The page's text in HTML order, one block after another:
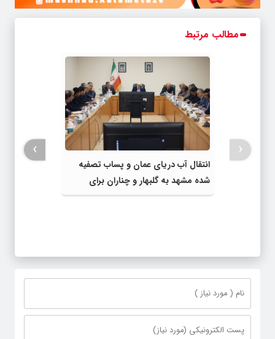
مطالب مرتبط
انتقال آب دریای عمان و پساب تصفیه
شده مشهد به گلبهار و چناران برای
مصارف صنعتی و کشاورزی | لزوم تسریع
‹
›